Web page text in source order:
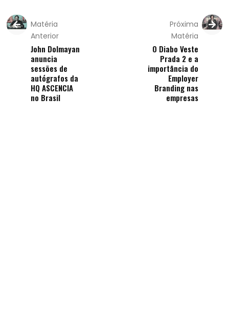
Matéria
Anterior
John Dolmayan
anuncia
sessões de
autógrafos da
HQ ASCENCIA
no Brasil
Próxima
Matéria
O Diabo Veste
Prada 2 e a
importância do
Employer
Branding nas
empresas